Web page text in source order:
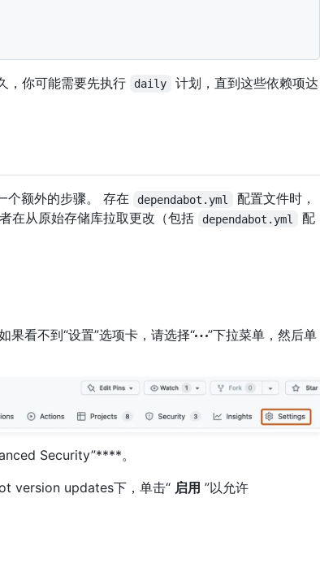
，你可能需要先执行 daily
计划，直到这些依赖项达
个额外的步骤。 存在 dependabot.yml
配置文件时，
在从原始存储库拉取更改（包括
dependabot.yml
配
果看不到“设置”选项卡，请选择“
”下拉菜单，然后单
Security”****。
version updates下，单击“ 启用 ”以允许